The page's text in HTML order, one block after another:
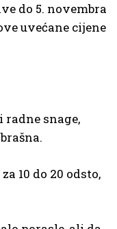
do 5. novembra
uvećane cijene
snage,
10 do 20 odsto,